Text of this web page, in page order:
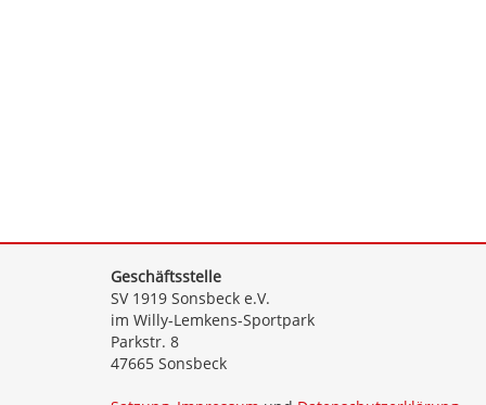
Geschäftsstelle
SV 1919 Sonsbeck e.V.
im Willy-Lemkens-Sportpark
Parkstr. 8
47665 Sonsbeck